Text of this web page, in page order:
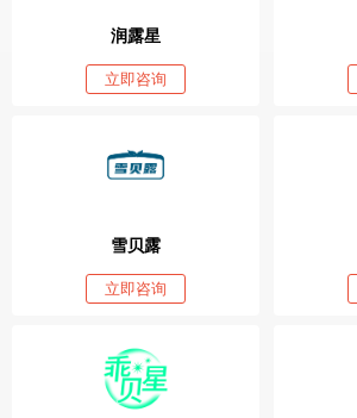
润露星
立即咨询
雪贝露
立即咨询